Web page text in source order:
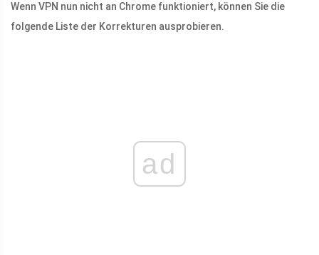
Wenn VPN nun nicht an Chrome funktioniert, können Sie die
folgende Liste der Korrekturen ausprobieren.
ad